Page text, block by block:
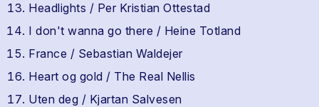
Headlights / Per Kristian Ottestad
I don't wanna go there / Heine Totland
France / Sebastian Waldejer
Heart og gold / The Real Nellis
Uten deg / Kjartan Salvesen